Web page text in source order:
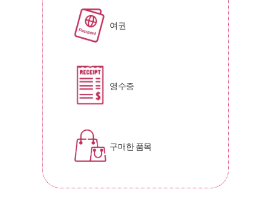
여권
영수증
구매한 품목